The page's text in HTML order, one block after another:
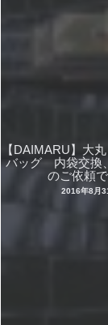
【DAIMARU】大
バッグ 内袋交換
のご依頼で
2016年8月